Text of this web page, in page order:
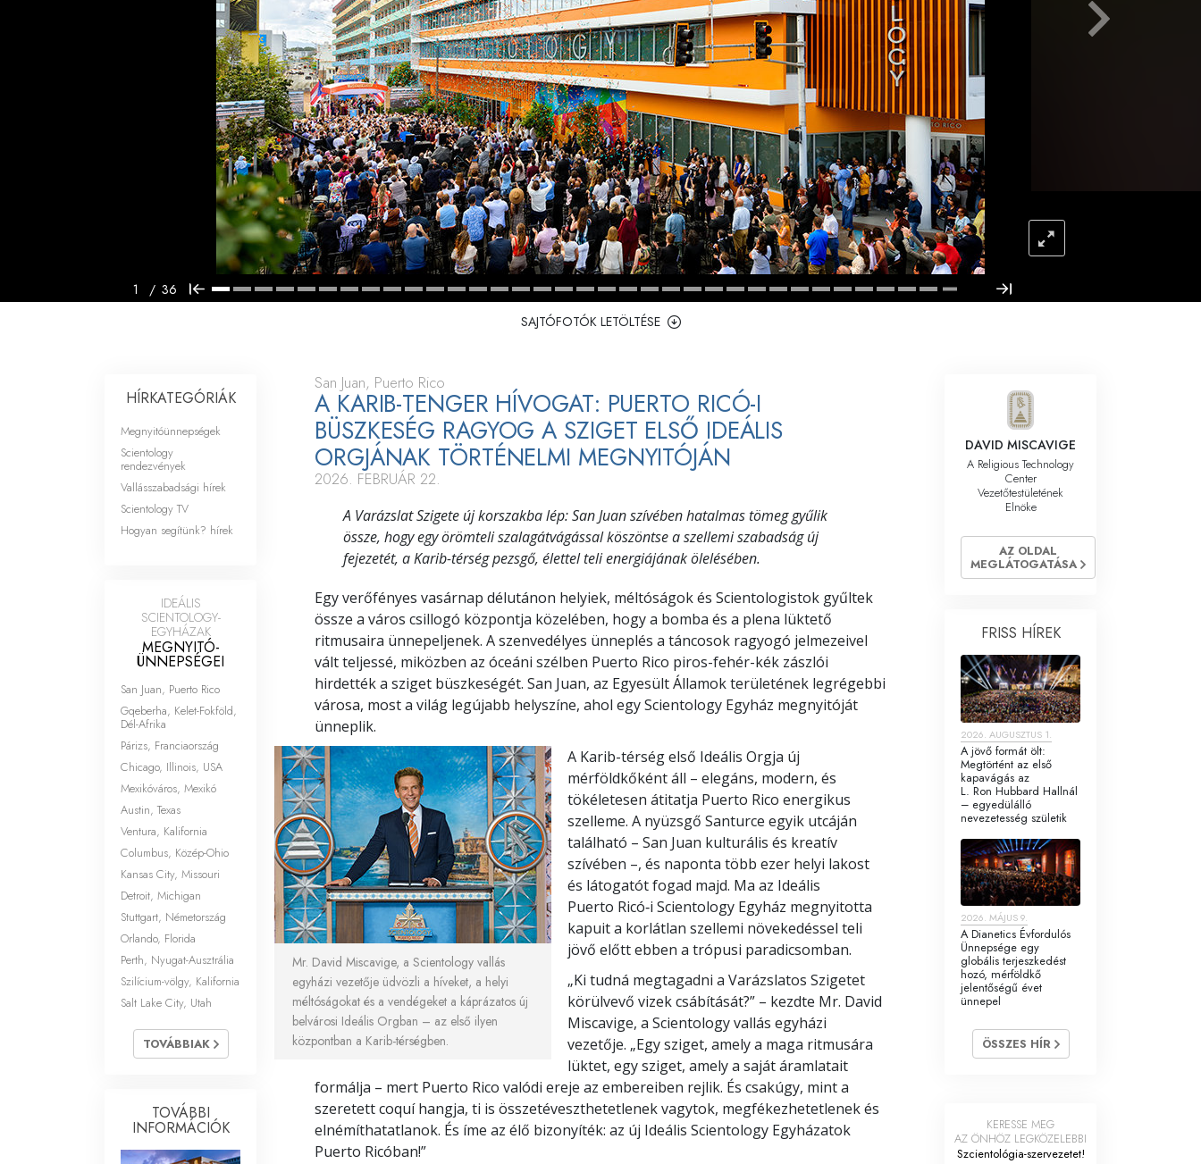
Mi a nagyság?
Megoldások a drogokra
Gyerekek
Az etika és az állapotok
Az elnyomás oka
Kivizsgálások
A szervezés alapjai
A public relations alapjai
1 / 36
SAJTÓFOTÓK LETÖLTÉSE
San Juan, Puerto Rico
A KARIB-TENGER HÍVOGAT: PUERTO RICÓ-I
BÜSZKESÉG RAGYOG A SZIGET ELSŐ IDEÁLIS
ORGJÁNAK TÖRTÉNELMI MEGNYITÓJÁN
2026. FEBRUÁR 22.
A Varázslat Szigete új korszakba lép: San Juan szívében hatalmas tömeg gyűlik
össze, hogy egy örömteli szalagátvágással köszöntse a szellemi szabadság új
fejezetét, a Karib-térség pezsgő, élettel teli energiájának ölelésében.
Egy verőfényes vasárnap délutánon helyiek, méltóságok és Scientologistok gyűltek
össze a város csillogó központja közelében, hogy a bomba és a plena lüktető
ritmusaira ünnepeljenek. A szenvedélyes ünneplés a táncosok ragyogó jelmezeivel
vált teljessé, miközben az óceáni szélben Puerto Rico piros-fehér-kék zászlói
hirdették a sziget büszkeségét. San Juan, az Egyesült Államok területének legrégebbi
városa, most a világ legújabb helyszíne, ahol egy Scientology Egyház megnyitóját
ünneplik.
Mr. David Miscavige, a Scientology vallás
egyházi vezetője üdvözli a híveket, a helyi
méltóságokat és a vendégeket a káprázatos új
belvárosi Ideális Orgban – az első ilyen
központban a Karib-térségben.
A Karib-térség első Ideális Orgja új
mérföldkőként áll – elegáns, modern, és
tökéletesen átitatja Puerto Rico energikus
szelleme. A nyüzsgő Santurce egyik utcáján
található – San Juan kulturális és kreatív
szívében –, és naponta több ezer helyi lakost
és látogatót fogad majd. Ma az Ideális
Puerto Ricó‑i Scientology Egyház megnyitotta
kapuit a korlátlan szellemi növekedéssel teli
jövő előtt ebben a trópusi paradicsomban.
„Ki tudná megtagadni a Varázslatos Szigetet
körülvevő vizek csábítását?” – kezdte Mr. David
Miscavige, a Scientology vallás egyházi
vezetője. „Egy sziget, amely a maga ritmusára
lüktet, egy sziget, amely a saját áramlatait
formálja – mert Puerto Rico valódi ereje az embereiben rejlik. És csakúgy, mint a
szeretett coquí hangja, ti is összetéveszthetetlenek vagytok, megfékezhetetlenek és
elnémíthatatlanok. És íme az élő bizonyíték: az új Ideális Scientology Egyházatok
Puerto Ricóban!”
HÍRKATEGÓRIÁK
Megnyitóünnepségek
Scientology
rendezvények
Vallásszabadsági hírek
Scientology TV
Hogyan segítünk? hírek
IDEÁLIS
SCIENTOLOGY-
EGYHÁZAK
MEGNYITÓ­
ÜNNEPSÉGEI
San Juan, Puerto Rico
Gqeberha, Kelet-Fokföld,
Dél-Afrika
Párizs, Franciaország
Chicago, Illinois, USA
Mexikóváros, Mexikó
Austin, Texas
Ventura, Kalifornia
Columbus, Közép-Ohio
Kansas City, Missouri
Detroit, Michigan
Stuttgart, Németország
Orlando, Florida
Perth, Nyugat-Ausztrália
Szilícium-völgy, Kalifornia
Salt Lake City, Utah
TOVÁBBIAK
TOVÁBBI
INFORMÁCIÓK
DAVID MISCAVIGE
A Religious Technology
Center
Vezetőtestületének
Elnöke
AZ OLDAL
MEGLÁTOGATÁSA
FRISS HÍREK
2026. AUGUSZTUS 1.
A jövő formát ölt:
Megtörtént az első
kapavágás az
L. Ron Hubbard Hallnál
– egyedülálló
nevezetesség születik
2026. MÁJUS 9.
A Dianetics Évfordulós
Ünnepsége egy
globális terjeszkedést
hozó, mérföldkő
jelentőségű évet
ünnepel
ÖSSZES HÍR
KERESSE MEG
AZ ÖNHÖZ LEGKÖZELEBBI
Szcientológia-szervezetet!